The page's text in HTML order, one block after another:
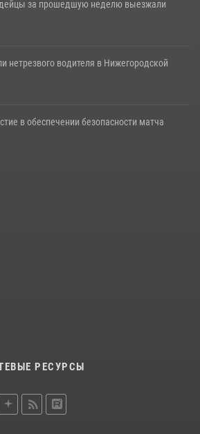
за прошедшую неделю выезжали
нетрезвого водителя в Нижегородской
в обеспечении безопасности матча
РЕСУРСЫ